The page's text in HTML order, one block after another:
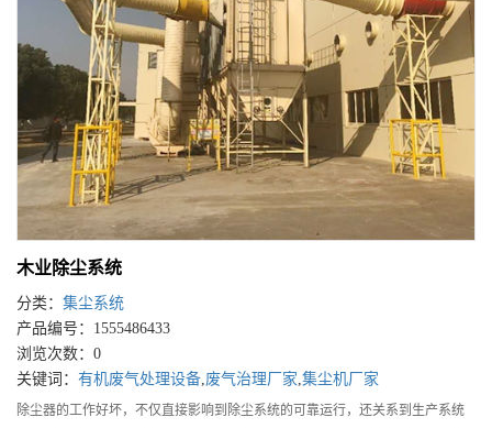
木业除尘系统
分类： 集尘系统
产品编号：1555486433
浏览次数：0
关键词： 有机废气处理设备,废气治理厂家,集尘机厂家
除尘器的工作好坏，不仅直接影响到除尘系统的可靠运行，还关系到生产系统